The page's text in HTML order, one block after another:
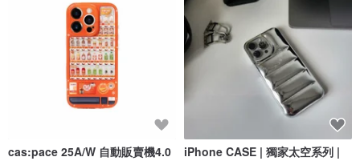
cas:pace 25A/W 自動販賣機4.0
iPhone CASE | 獨家太空系列 |